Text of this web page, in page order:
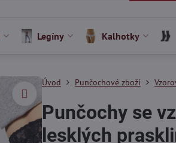
Legíny Kalhotky
Úvod Punčochové zboží
Punčochy se
lesklých